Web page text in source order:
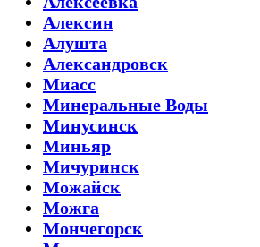
Алексин
Алушта
Александровск
Миасс
Минеральные Воды
Минусинск
Миньяр
Мичуринск
Можайск
Можга
Мончегорск